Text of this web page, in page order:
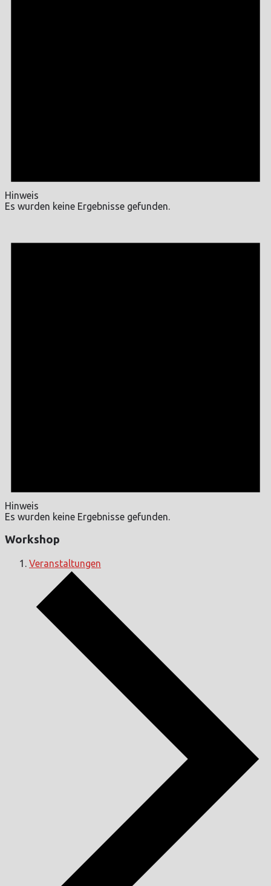
Hinweis
Es wurden keine Ergebnisse gefunden.
Hinweis
Es wurden keine Ergebnisse gefunden.
Workshop
Veranstaltungen